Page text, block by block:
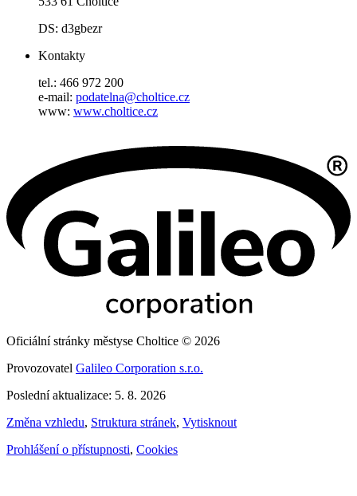
DS: d3gbezr
Kontakty
tel.: 466 972 200
e-mail: podatelna@choltice.cz
www: www.choltice.cz
Oficiální stránky městyse Choltice © 2026
Provozovatel Galileo Corporation s.r.o.
Poslední aktualizace: 5. 8. 2026
Změna vzhledu, Struktura stránek, Vytisknout
Prohlášení o přístupnosti, Cookies